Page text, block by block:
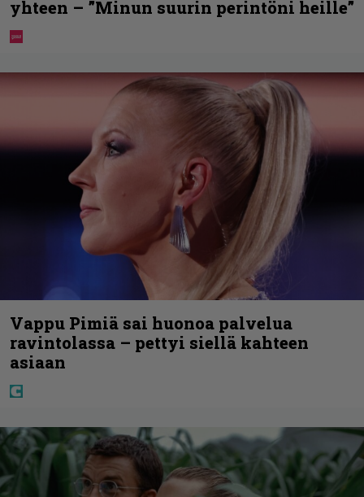
yhteen – ”Minun suurin perintöni heille”
Vappu Pimiä sai huonoa palvelua
ravintolassa – pettyi siellä kahteen
asiaan